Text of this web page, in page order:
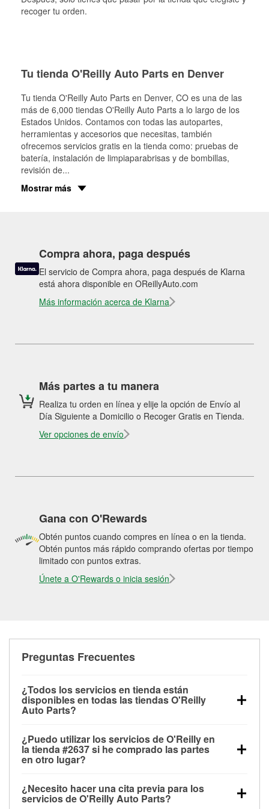
recoger tu orden.
Tu tienda O'Reilly Auto Parts en Denver
Tu tienda O'Reilly Auto Parts en Denver, CO es una de las
más de 6,000 tiendas O'Reilly Auto Parts a lo largo de los
Estados Unidos. Contamos con todas las autopartes,
herramientas y accesorios que necesitas, también
ofrecemos servicios gratis en la tienda como: pruebas de
batería, instalación de limpiaparabrisas y de bombillas,
revisión de...
Mostrar más
Compra ahora, paga después
El servicio de Compra ahora, paga después de Klarna
está ahora disponible en OReillyAuto.com
Más información acerca de Klarna
Más partes a tu manera
Realiza tu orden en línea y elije la opción de Envío al
Día Siguiente a Domicilio o Recoger Gratis en Tienda.
Ver opciones de envío
Gana con O'Rewards
Obtén puntos cuando compres en línea o en la tienda.
Obtén puntos más rápido comprando ofertas por tiempo
limitado con puntos extras.
Únete a O'Rewards o inicia sesión
Preguntas Frecuentes
¿Todos los servicios en tienda están
disponibles en todas las tiendas O'Reilly
Auto Parts?
las pruebas de batería, pruebas de alternador y
motor de arranque, revisión de la luz “Check Engine”
con O'Reilly VeriScan® e instalación de
limpiaparabrisas o bombillas, están disponibles en
todas las tiendas O'Reilly Auto Parts. La tienda
¿Puedo utilizar los servicios de O'Reilly en
la tienda #2637 si he comprado las partes
en otro lugar?
de O'Reilly Auto Parts que estén disponibles en la
¿Necesito hacer una cita previa para los
servicios de O'Reilly Auto Parts?